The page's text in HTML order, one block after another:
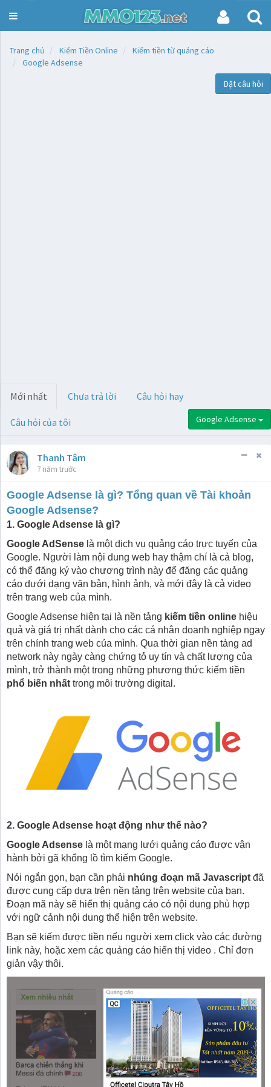
Toggle
Trang chủ Kiếm Tiền Online
Kiếm tiền từ quảng cáo
Google Adsense
Đặt câu hỏi
Mới nhất Chưa trả lời Câu hỏi hay
Câu hỏi của tôi Google Adsense
Thanh Tâm
7 năm trước
Google Adsense là gì? Tổng quan về Tài khoản
Google Adsense?
1. Google Adsense là gì?
Google AdSense là một dịch vụ quảng cáo trực tuyến của
Google. Người làm nội dung web hay thậm chí là cả blog,
có thể đăng ký vào chương trình này để đăng các quảng
cáo dưới dạng văn bản, hình ảnh, và mới đây là cả video
trên trang web của mình.
Google Adsense hiện tại là nền tảng kiếm tiền online hiệu
quả và giá trị nhất dành cho các cá nhân doanh nghiệp ngay
trên chính trang web của mình. Qua thời gian nền tảng ad
network này ngày càng chứng tỏ uy tín và chất lượng của
mình, trở thành một trong những phương thức kiếm tiền
phổ biến nhất trong môi trường digital.
2. Google Adsense hoạt động như thế nào?
Google Adsense là một mạng lưới quảng cáo được vận
hành bởi gã khổng lồ tìm kiếm Google.
Nói ngắn gọn, bạn cần phải nhúng đoạn mã Javascript đã
được cung cấp dựa trên nền tảng trên website của bạn.
Đoạn mã này sẽ hiển thị quảng cáo có nội dung phù hợp
với ngữ cảnh nội dung thể hiện trên website.
Bạn sẽ kiếm được tiền nếu người xem click vào các đường
link này, hoặc xem các quảng cáo hiển thị video . Chỉ đơn
giản vậy thôi.